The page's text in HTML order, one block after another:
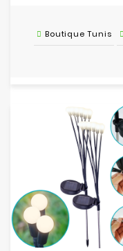
Boutique Tunis